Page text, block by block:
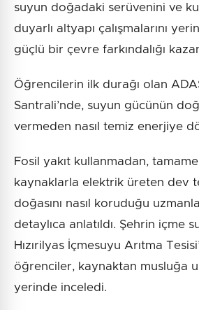
suyun doğadaki serüvenini ve
duyarlı altyapı çalışmalarını
güçlü bir çevre farkındalığı
Öğrencilerin ilk durağı olan
Santrali’nde, suyun gücünün
vermeden nasıl temiz enerjiye
Fosil yakıt kullanmadan,
kaynaklarla elektrik üreten dev
doğasını nasıl koruduğu
detaylıca anlatıldı. Şehrin içme
Hızırilyas İçmesuyu Arıtma
öğrenciler, kaynaktan musluğa
yerinde inceledi.